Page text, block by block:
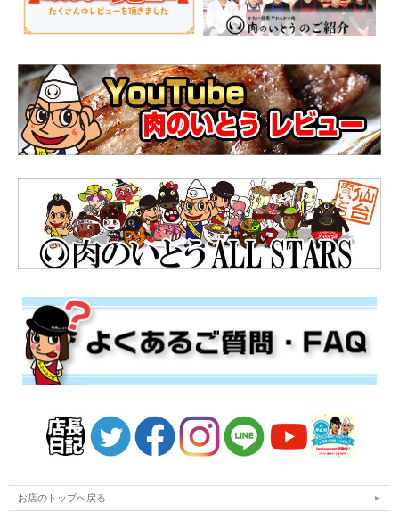
お店のトップへ戻る